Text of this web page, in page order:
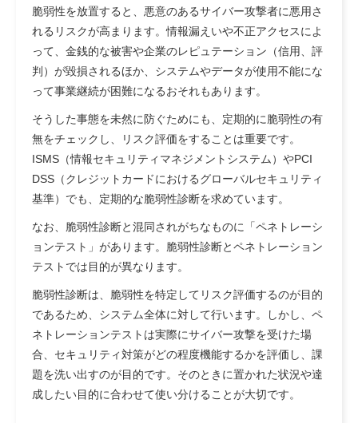
脆弱性を放置すると、悪意のあるサイバー攻撃者に悪用さ
れるリスクが高まります。情報漏えいや不正アクセスによ
って、金銭的な被害や企業のレピュテーション（信用、評
判）が毀損されるほか、システムやデータが使用不能にな
って事業継続が困難になるおそれもあります。
そうした事態を未然に防ぐためにも、定期的に脆弱性の有
無をチェックし、リスク評価をすることは重要です。
ISMS（情報セキュリティマネジメントシステム）やPCI
DSS（クレジットカードにおけるグローバルセキュリティ
基準）でも、定期的な脆弱性診断を求めています。
なお、脆弱性診断と混同されがちなものに「ペネトレーシ
ョンテスト」があります。脆弱性診断とペネトレーション
テストでは目的が異なります。
脆弱性診断は、脆弱性を特定してリスク評価するのが目的
であるため、システム全体に対して行います。しかし、ペ
ネトレーションテストは実際にサイバー攻撃を受けた場
合、セキュリティ対策がどの程度機能するかを評価し、課
題を洗い出すのが目的です。そのときに置かれた状況や達
成したい目的に合わせて使い分けることが大切です。